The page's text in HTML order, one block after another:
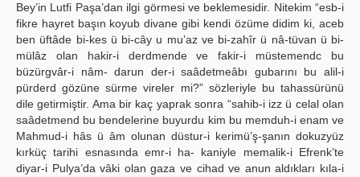
Bey’in Lutfi Paşa’dan ilgi görmesi ve beklemesidir. Nitekim “esb-i
fikre hayret başın koyub divane gibi kendi özüme didim ki, aceb
ben üftâde bi-kes ü bi-cây u mu’az ve bi-zahîr ü nâ-tüvan ü bi-
mülâz olan hakir-i derdmende ve fakir-i müstemendc bu
büzürgvâr-i nâm- darun der-i saâdetmeâbı gubarını bu alil-i
pürderd gözüne sürme vireler mi?” sözleriyle bu tahassürünü
dile getirmiştir. Ama bir kaç yaprak sonra “sahib-i izz ü celal olan
saâdetmend bu bendelerine buyurdu kim bu memduh-i enam ve
Mahmud-i hâs ü âm olunan düstur-i kerimü’ş-şanın dokuzyüz
kırküç tarihi esnasında emr-i ha- kaniyle memalik-i Efrenk’te
diyar-i Pulya’da vâki olan gaza ve cihad ve anun aldıkları kıla-i